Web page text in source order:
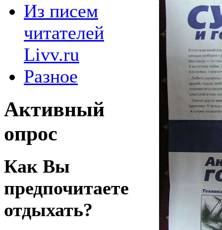
Из писем
читателей
Livv.ru
Разное
Активный
опрос
Как Вы
предпочитаете
отдыхать?